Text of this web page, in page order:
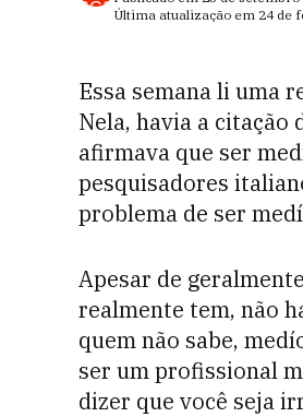
SCS Última atualização em 24 de
Essa semana li uma
Nela, havia a citação
afirmava que ser
pesquisadores
problema de ser
Apesar de
realmente tem, não
quem não sabe,
ser um profissional
dizer que você seja